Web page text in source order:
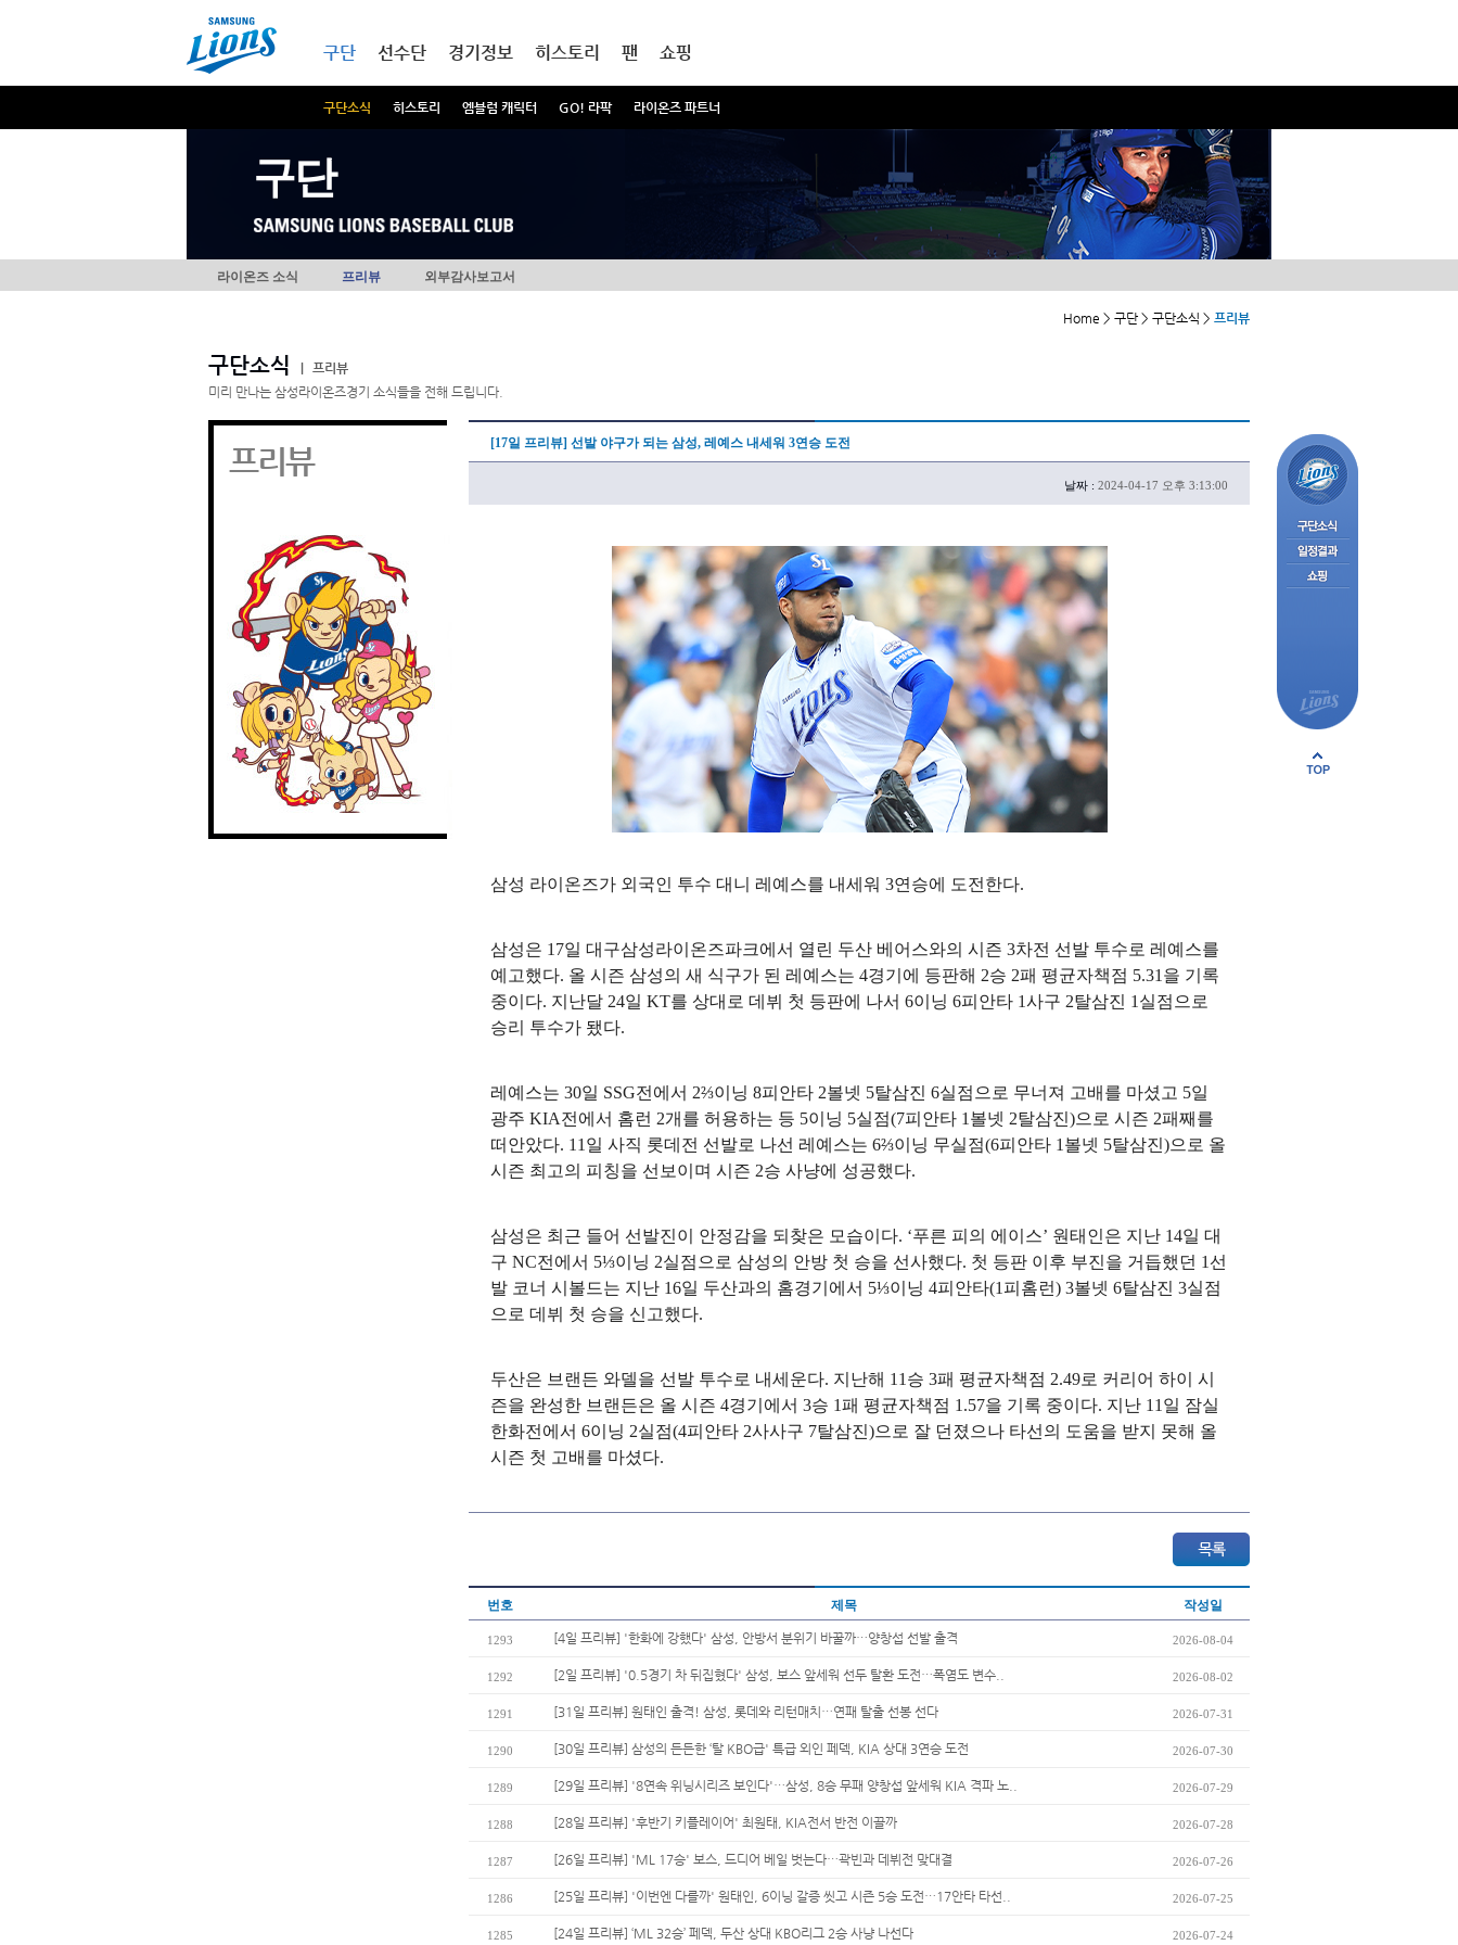
구단
구단소식 히스토리 엠블럼 캐릭터 GO! 라팍 라이온즈 파트너
선수단 경기정보 히스토리 팬 쇼핑
구단
라이온즈 소식 프리뷰 외부감사보고서
Home > 구단 > 구단소식 > 프리뷰
구단소식
프리뷰
미리 만나는 삼성라이온즈경기 소식들을 전해 드립니다.
프리뷰 [17일 프리뷰] 선발 야구가 되는 삼성, 레예스 내세워 3연승 도전
날짜 : 2024-04-17 오후 3:13:00
삼성 라이온즈가 외국인 투수 대니 레예스를 내세워 3연승에 도전한다.
삼성은 17일 대구삼성라이온즈파크에서 열린 두산 베어스와의 시즌 3차전 선발 투수로 레예스를
예고했다. 올 시즌 삼성의 새 식구가 된 레예스는 4경기에 등판해 2승 2패 평균자책점 5.31을 기록
중이다. 지난달 24일 KT를 상대로 데뷔 첫 등판에 나서 6이닝 6피안타 1사구 2탈삼진 1실점으로
승리 투수가 됐다.
레예스는 30일 SSG전에서 2⅔이닝 8피안타 2볼넷 5탈삼진 6실점으로 무너져 고배를 마셨고 5일
광주 KIA전에서 홈런 2개를 허용하는 등 5이닝 5실점(7피안타 1볼넷 2탈삼진)으로 시즌 2패째를
떠안았다. 11일 사직 롯데전 선발로 나선 레예스는 6⅔이닝 무실점(6피안타 1볼넷 5탈삼진)으로 올
시즌 최고의 피칭을 선보이며 시즌 2승 사냥에 성공했다.
삼성은 최근 들어 선발진이 안정감을 되찾은 모습이다. ‘푸른 피의 에이스’ 원태인은 지난 14일 대
구 NC전에서 5⅓이닝 2실점으로 삼성의 안방 첫 승을 선사했다. 첫 등판 이후 부진을 거듭했던 1선
발 코너 시볼드는 지난 16일 두산과의 홈경기에서 5⅓이닝 4피안타(1피홈런) 3볼넷 6탈삼진 3실점
으로 데뷔 첫 승을 신고했다.
두산은 브랜든 와델을 선발 투수로 내세운다. 지난해 11승 3패 평균자책점 2.49로 커리어 하이 시
즌을 완성한 브랜든은 올 시즌 4경기에서 3승 1패 평균자책점 1.57을 기록 중이다. 지난 11일 잠실
한화전에서 6이닝 2실점(4피안타 2사사구 7탈삼진)으로 잘 던졌으나 타선의 도움을 받지 못해 올
시즌 첫 고배를 마셨다.
번호 제목 작성일
1293 [4일 프리뷰] '한화에 강했다' 삼성, 안방서 분위기 바꿀까…양창섭 선발 출격 2026-08-04
1292 [2일 프리뷰] '0.5경기 차 뒤집혔다' 삼성, 보스 앞세워 선두 탈환 도전…폭염도 변수.. 2026-08-02
1291 [31일 프리뷰] 원태인 출격! 삼성, 롯데와 리턴매치…연패 탈출 선봉 선다 2026-07-31
1290 [30일 프리뷰] 삼성의 든든한 ‘탈 KBO급' 특급 외인 페덱, KIA 상대 3연승 도전 2026-07-30
1289 [29일 프리뷰] '8연속 위닝시리즈 보인다'…삼성, 8승 무패 양창섭 앞세워 KIA 격파 노.. 2026-07-29
1288 [28일 프리뷰] '후반기 키플레이어' 최원태, KIA전서 반전 이끌까 2026-07-28
1287 [26일 프리뷰] 'ML 17승' 보스, 드디어 베일 벗는다…곽빈과 데뷔전 맞대결 2026-07-26
1286 [25일 프리뷰] '이번엔 다를까' 원태인, 6이닝 갈증 씻고 시즌 5승 도전…17안타 타선.. 2026-07-25
1285 [24일 프리뷰] ‘ML 32승’ 페덱, 두산 상대 KBO리그 2승 사냥 나선다 2026-07-24